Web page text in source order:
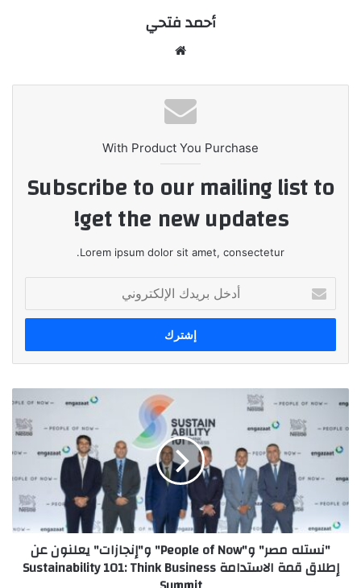
أحمد فتحي
With Product You Purchase
Subscribe to our mailing list to
get the new updates!
Lorem ipsum dolor sit amet, consectetur.
بريدك
الإلكتروني
و"People
of
و"إنجازات"
إطلاق
الاستدامة
"نستله مصر" و"People of Now" و"إنجازات" يعلنون عن
إطلاق قمة الاستدامة Sustainability 101: Think Business